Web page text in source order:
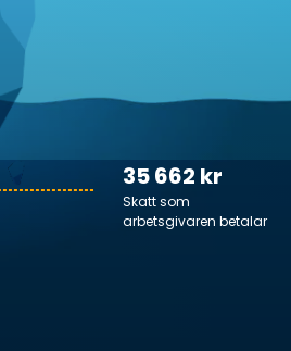
35 662 kr
Skatt som
arbetsgivaren betalar